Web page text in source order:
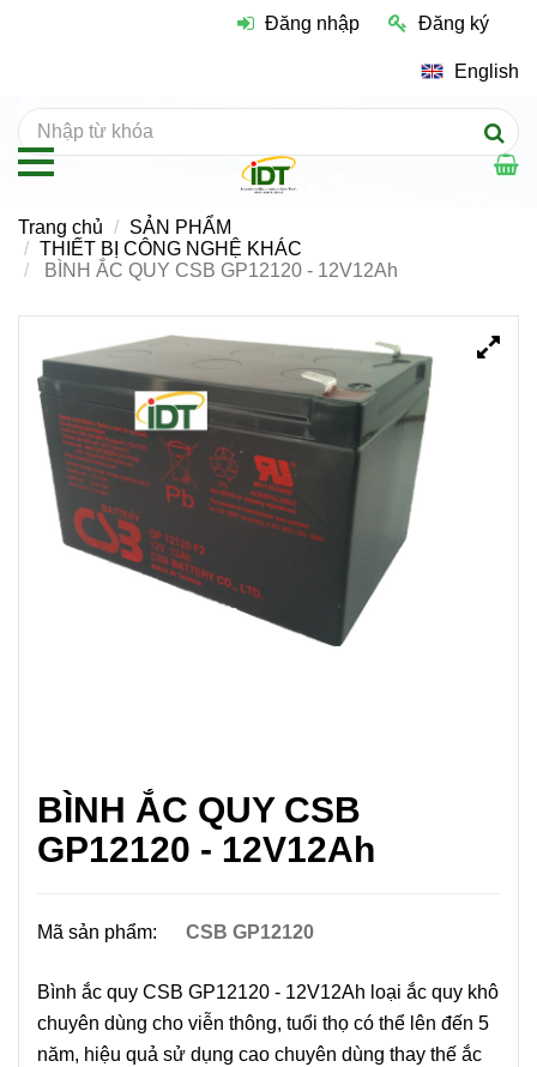
BÌNH ẮC QUY CSB
GP12120 - 12V12Ah
Mã sản phẩm: CSB GP12120
Bình ắc quy CSB GP12120 - 12V12Ah loại ắc quy khô
chuyên dùng cho viễn thông, tuổi thọ có thể lên đến 5
năm, hiệu quả sử dụng cao chuyên dùng thay thế ắc
Đăng nhập Đăng ký
English
Trang chủ
SẢN PHẨM
THIẾT BỊ CÔNG NGHỆ KHÁC
BÌNH ẮC QUY CSB GP12120 - 12V12Ah